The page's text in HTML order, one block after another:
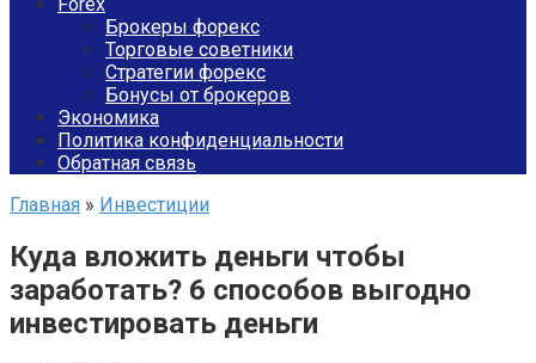
Брокеры форекс
Торговые советники
Стратегии форекс
Бонусы от брокеров
Экономика
Политика конфиденциальности
Обратная связь
Главная » Инвестиции
Куда вложить деньги чтобы
заработать? 6 способов выгодно
инвестировать деньги